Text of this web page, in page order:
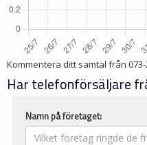
Kommentera ditt samtal från
Har telefonförsäljare
Namn på företaget: